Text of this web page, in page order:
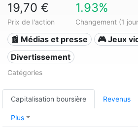
19,70 €
Prix de l'action
1.93%
Changement (1
📰 Médias et presse
🎮 Jeux
Divertissement
Catégories
Capitalisation boursière Revenus
Plus